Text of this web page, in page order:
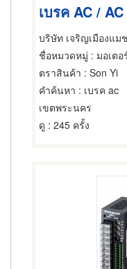
เบรค AC /
บริษัท เจริญเมืองแม
ชื่อหมวดหมู่ : มอเต
ตราสินค้า : Son Yi
คำค้นหา : เบรค ac
เขตพระนคร
ดู : 245 ครั้ง